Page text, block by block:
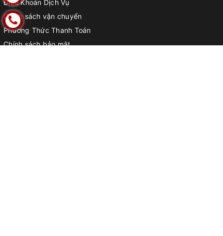
Điều Khoản Dịch Vụ
Chính sách vận chuyển
Phương Thức Thanh Toán
Chính sách bảo mật